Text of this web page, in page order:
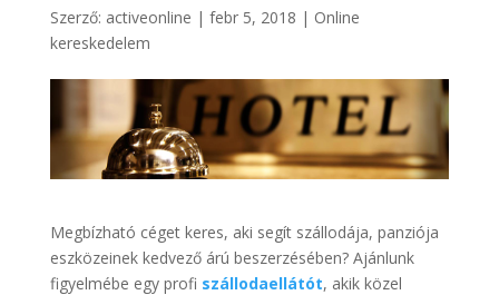
Szerző: activeonline | febr 5, 2018 | Online
kereskedelem
Megbízható céget keres, aki segít szállodája, panziója
eszközeinek kedvező árú beszerzésében? Ajánlunk
figyelmébe egy profi szállodaellátót, akik közel